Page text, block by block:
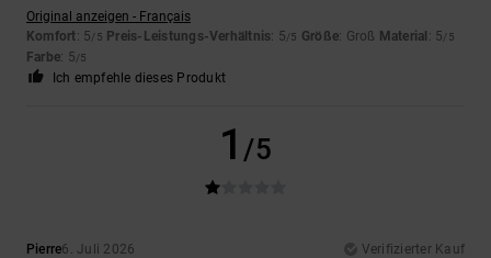
Original anzeigen - Français
Komfort: 5/5 Preis-Leistungs-Verhältnis: 5/5 Größe: Groß Material : 5/5
Farbe: 5/5
Ich empfehle dieses Produkt
1 /5
Pierre6. Juli 2026
Verifizierter Kauf